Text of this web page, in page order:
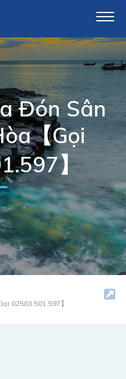
Đón Sân
【Gọi
】
02583.501.597】